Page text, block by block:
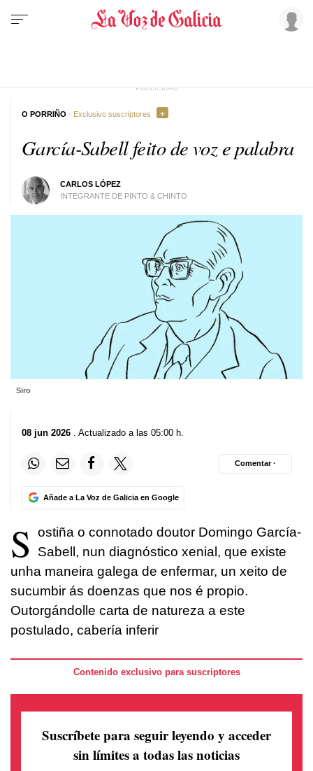
García-Sabell feito de voz e palabra
CARLOS LÓPEZ
INTEGRANTE DE PINTO & CHINTO
O PORRIÑO · Exclusivo suscriptores
Siro
08 jun 2026 . Actualizado a las 05:00 h.
Añade a La Voz de Galicia en Google
Comentar ·
S
ostiña o connotado doutor Domingo García-
Sabell, nun diagnóstico xenial, que existe
unha maneira galega de enfermar, un xeito de
sucumbir ás doenzas que nos é propio.
Outorgándolle carta de natureza a este
postulado, cabería inferir
Contenido exclusivo para suscriptores
Suscríbete para seguir leyendo y acceder
sin límites a todas las noticias